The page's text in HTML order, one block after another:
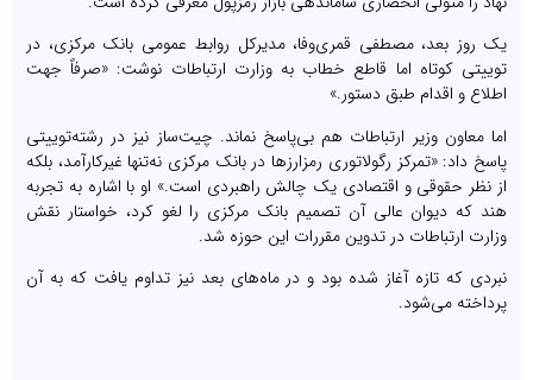
یک روز بعد، مصطفی قمری‌وفا، مدیرکل روابط عمومی بانک مرکزی، در
توییتی کوتاه اما قاطع خطاب به وزارت ارتباطات نوشت: «صرفاً جهت
اطلاع و اقدام طبق دستور.»
اما معاون وزیر ارتباطات هم بی‌پاسخ نماند. چیت‌ساز نیز در رشته‌توییتی
پاسخ داد: «تمرکز رگولاتوری رمزارزها در بانک مرکزی نه‌تنها غیرکارآمد، بلکه
از نظر حقوقی و اقتصادی یک چالش راهبردی است.» او با اشاره به تجربه
هند که دیوان عالی آن تصمیم بانک مرکزی را لغو کرد، خواستار نقش
وزارت ارتباطات در تدوین مقررات این حوزه شد.
نبردی که تازه آغاز شده بود و در ماه‌های بعد نیز تداوم یافت که به آن
پرداخته می‌شود.